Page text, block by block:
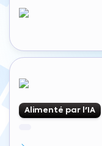
Alimenté par l'IA